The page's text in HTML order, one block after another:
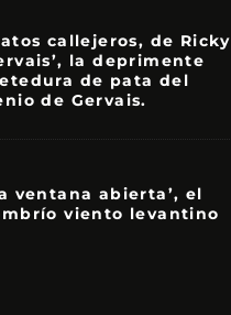
callejeros, de Ricky
la deprimente
de pata del
de Gervais.
ventana abierta’, el
viento levantino